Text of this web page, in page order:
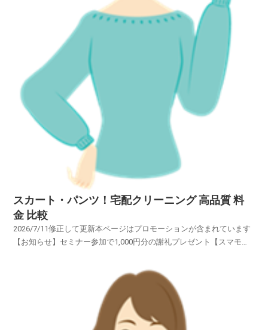
スカート・パンツ！宅配クリーニング 高品質 料
金 比較
2026/7/11修正して更新本ページはプロモーションが含まれています
【お知らせ】セミナー参加で1,000円分の謝礼プレゼント【スマモ
ツ・スカート・ブラウス・スカート・パンツ・カーディガン・礼
服」・・・・・オーダーメイドの高級衣類・・・・...